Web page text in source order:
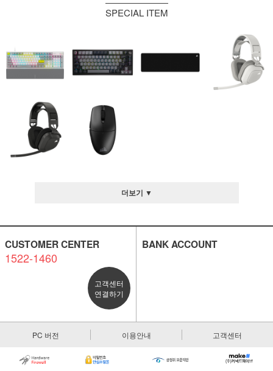
SPECIAL ITEM
더보기 ▼
CUSTOMER CENTER
1522-1460
고객센터
연결하기
BANK ACCOUNT
PC 버전 이용안내 고객센터